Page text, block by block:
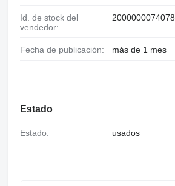
Id. de stock del
vendedor:
2000000074078
Fecha de publicación: más de 1 mes
Estado
Estado: usados